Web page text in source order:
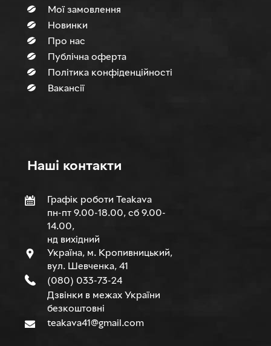
Мої замовлення
Новинки
Про нас
Публічна оферта
Політика конфіденційності
Вакансії
Нашi контакти
Графік роботи Teakava
пн-пт 9.00-18.00, сб 9.00-
14.00,
нд вихідний
Україна, м. Кропивницький,
вул. Шевченка, 41
(080) 033-73-24
Дзвінки в межах України
безкоштовні
teakava41@gmail.com